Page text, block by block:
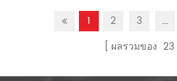
1 2 3 ...
ผลรวมของ 23